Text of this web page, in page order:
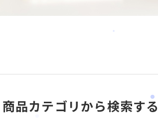
商品カテゴリから検索する